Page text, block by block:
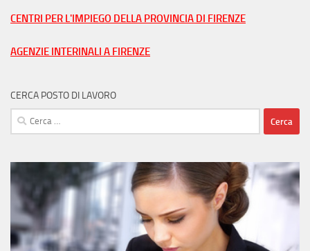
tua
CENTRI PER L'IMPIEGO DELLA PROVINCIA DI FIRENZE
AGENZIE INTERINALI A FIRENZE
CERCA POSTO DI LAVORO
Ricerca
per: